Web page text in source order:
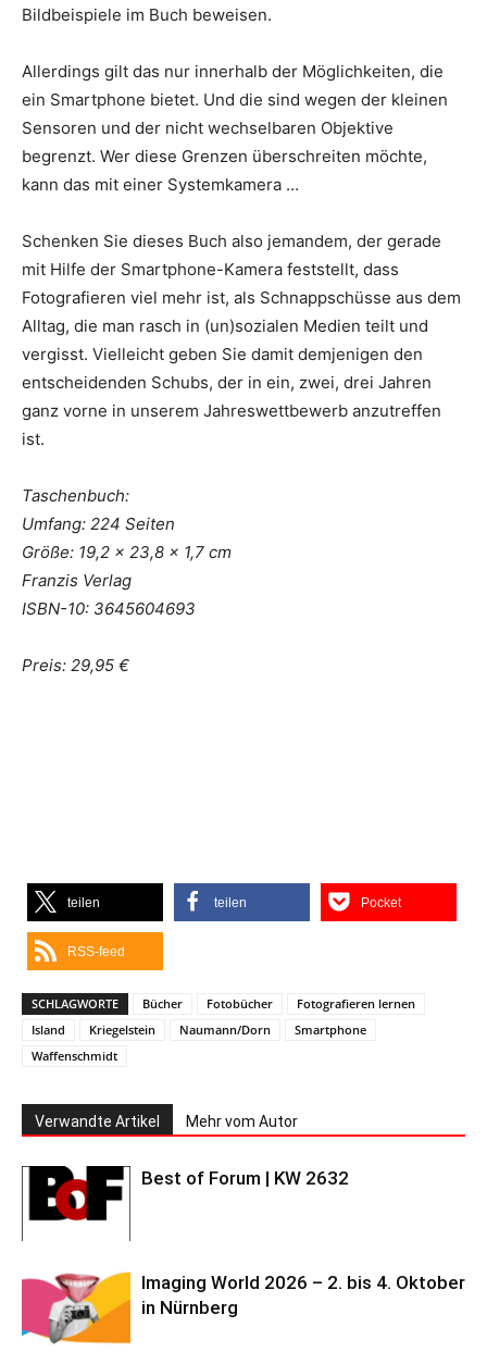
Bildbeispiele im Buch beweisen.
Allerdings gilt das nur innerhalb der Möglichkeiten, die
ein Smartphone bietet. Und die sind wegen der kleinen
Sensoren und der nicht wechselbaren Objektive
begrenzt. Wer diese Grenzen überschreiten möchte,
kann das mit einer Systemkamera …
Schenken Sie dieses Buch also jemandem, der gerade
mit Hilfe der Smartphone-Kamera feststellt, dass
Fotografieren viel mehr ist, als Schnappschüsse aus dem
Alltag, die man rasch in (un)sozialen Medien teilt und
vergisst. Vielleicht geben Sie damit demjenigen den
entscheidenden Schubs, der in ein, zwei, drei Jahren
ganz vorne in unserem Jahreswettbewerb anzutreffen
ist.
Taschenbuch:
Umfang: 224 Seiten
Größe: 19,2 x 23,8 x 1,7 cm
Franzis Verlag
ISBN-10: 3645604693
Preis: 29,95 €
teilen teilen Pocket
RSS-feed
SCHLAGWORTE Bücher Fotobücher
Fotografieren lernen
Island
Kriegelstein Naumann/Dorn
Smartphone
Waffenschmidt
Verwandte Artikel Mehr vom Autor
Best of Forum | KW 2632
Imaging World 2026 – 2. bis 4. Oktober
in Nürnberg